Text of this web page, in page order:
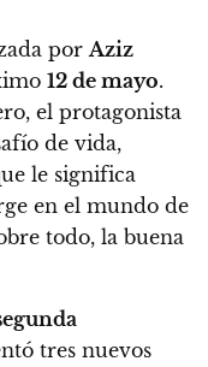
por Aziz
12 de mayo.
el protagonista
de vida,
le significa
en el mundo de
todo, la buena
tres nuevos